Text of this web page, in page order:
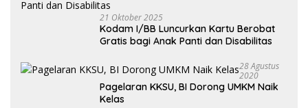
21 Oktober 2025
Kodam I/BB Luncurkan Kartu Berobat
Gratis bagi Anak Panti dan Disabilitas
28 Agustus
2020
Pagelaran KKSU, BI Dorong UMKM Naik
Kelas